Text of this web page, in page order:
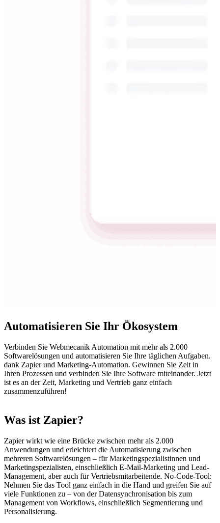
Automatisieren Sie Ihr Ökosystem
Verbinden Sie Webmecanik Automation mit mehr als 2.000
Softwarelösungen und automatisieren Sie Ihre täglichen Aufgaben.
dank Zapier und Marketing-Automation. Gewinnen Sie Zeit in
Ihren Prozessen und verbinden Sie Ihre Software miteinander. Jetzt
ist es an der Zeit, Marketing und Vertrieb ganz einfach
zusammenzuführen!
Was ist Zapier?
Zapier wirkt wie eine Brücke zwischen mehr als 2.000
Anwendungen und erleichtert die Automatisierung zwischen
mehreren Softwarelösungen – für Marketingspezialistinnen und
Marketingspezialisten, einschließlich E-Mail-Marketing und Lead-
Management, aber auch für Vertriebsmitarbeitende. No-Code-Tool:
Nehmen Sie das Tool ganz einfach in die Hand und greifen Sie auf
viele Funktionen zu – von der Datensynchronisation bis zum
Management von Workflows, einschließlich Segmentierung und
Personalisierung.